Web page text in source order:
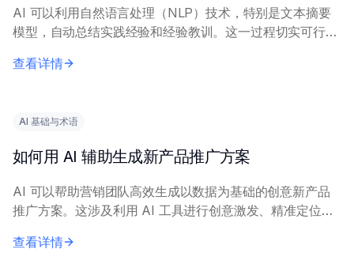
AI 可以利用自然语言处理（NLP）技术，特别是文本摘要
模型，自动总结实践经验和经验教训。这一过程切实可行，
晰、完整的输入文本。关键技术包括抽取式...
查看详情
AI 基础与术语
如何用 AI 辅助生成新产品推广方案
AI 可以帮助营销团队高效生成以数据为基础的创意新产品
推广方案。这涉及利用 AI 工具进行创意激发、精准定位和
训练 AI 模型，以生成相关洞察。营...
查看详情